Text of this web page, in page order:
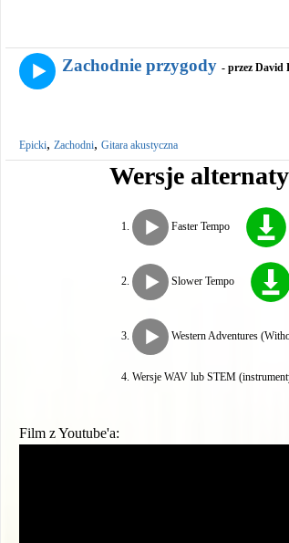
Zachodnie przygody - przez David
Epicki, Zachodni, Gitara akustyczna
Wersje
Faster Tempo
Slower Tempo
Western Adventures
Wersje WAV lub STEM
Film z Youtube'a: